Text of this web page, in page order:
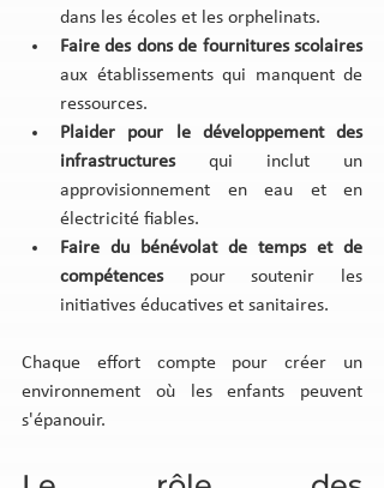
dans les écoles et les orphelinats.
Faire des dons de fournitures scolaires
aux établissements qui manquent de
ressources.
Plaider pour le développement des
infrastructures qui inclut un
approvisionnement en eau et en
électricité fiables.
Faire du bénévolat de temps et de
compétences pour soutenir les
initiatives éducatives et sanitaires.
Chaque effort compte pour créer un
environnement où les enfants peuvent
s'épanouir.